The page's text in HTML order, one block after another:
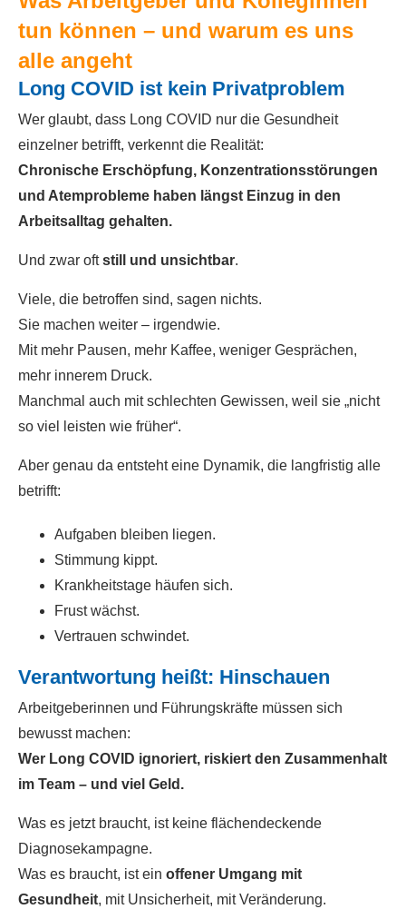
tun können – und warum es uns
alle angeht
Long COVID ist kein Privatproblem
Wer glaubt, dass Long COVID nur die Gesundheit
einzelner betrifft, verkennt die Realität:
Chronische Erschöpfung, Konzentrationsstörungen
und Atemprobleme haben längst Einzug in den
Arbeitsalltag gehalten.
Und zwar oftstill und unsichtbar.
Viele, die betroffen sind, sagen nichts.
Sie machen weiter – irgendwie.
Mit mehr Pausen, mehr Kaffee, weniger Gesprächen,
mehr innerem Druck.
Manchmal auch mit schlechten Gewissen, weil sie „nicht
so viel leisten wie früher“.
Aber genau da entsteht eine Dynamik, die langfristig alle
betrifft:
Aufgaben bleiben liegen.
Stimmung kippt.
Krankheitstage häufen sich.
Frust wächst.
Vertrauen schwindet.
Verantwortung heißt: Hinschauen
Arbeitgeberinnen und Führungskräfte müssen sich
bewusst machen:
Wer Long COVID ignoriert, riskiert den Zusammenhalt
im Team – und viel Geld.
Was es jetzt braucht, ist keine flächendeckende
Diagnosekampagne.
Was es braucht, ist ein offener Umgang mit
Gesundheit, mit Unsicherheit, mit Veränderung.